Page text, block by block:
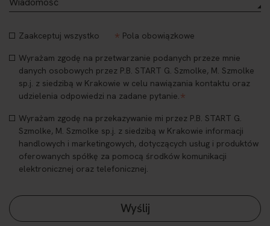
Zaakceptuj wszystko * Pola obowiązkowe
Wyrażam zgodę na przetwarzanie podanych przeze mnie
danych osobowych przez P.B. START G. Szmolke, M. Szmolke
sp.j. z siedzibą w Krakowie w celu nawiązania kontaktu oraz
udzielenia odpowiedzi na zadane pytanie.*
Wyrażam zgodę na przekazywanie mi przez P.B. START G.
Szmolke, M. Szmolke sp.j. z siedzibą w Krakowie informacji
handlowych i marketingowych, dotyczących usług i produktów
oferowanych spółkę za pomocą środków komunikacji
elektronicznej oraz telefonicznej.